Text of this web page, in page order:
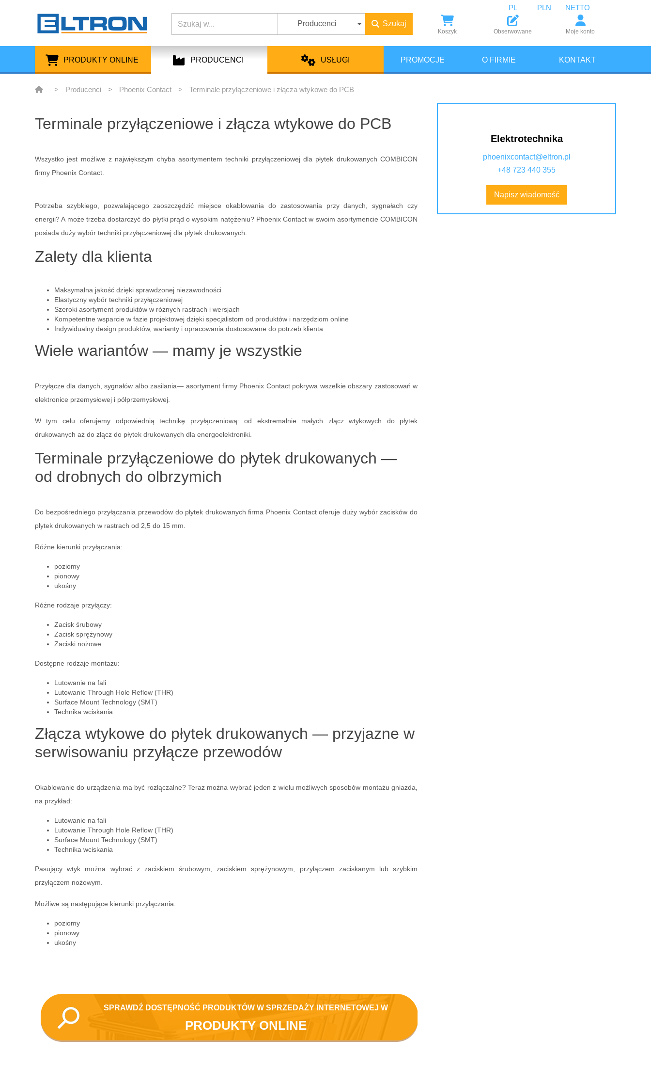
Producenci Szukaj
Koszyk Obserwowane Moje konto
PL PLN NETTO
PRODUKTY ONLINE PRODUCENCI USŁUGI PROMOCJE O FIRMIE KONTAKT
> Producenci > Phoenix Contact > Terminale przyłączeniowe i złącza wtykowe do PCB
Terminale przyłączeniowe i złącza wtykowe do PCB
Wszystko jest możliwe z największym chyba asortymentem techniki przyłączeniowej dla płytek drukowanych COMBICON
firmy Phoenix Contact.
Potrzeba szybkiego, pozwalającego zaoszczędzić miejsce okablowania do zastosowania przy danych, sygnałach czy
energii? A może trzeba dostarczyć do płytki prąd o wysokim natężeniu? Phoenix Contact w swoim asortymencie COMBICON
posiada duży wybór techniki przyłączeniowej dla płytek drukowanych.
Zalety dla klienta
Maksymalna jakość dzięki sprawdzonej niezawodności
Elastyczny wybór techniki przyłączeniowej
Szeroki asortyment produktów w różnych rastrach i wersjach
Kompetentne wsparcie w fazie projektowej dzięki specjalistom od produktów i narzędziom online
Indywidualny design produktów, warianty i opracowania dostosowane do potrzeb klienta
Wiele wariantów — mamy je wszystkie
Przyłącze dla danych, sygnałów albo zasilania— asortyment firmy Phoenix Contact pokrywa wszelkie obszary zastosowań w
elektronice przemysłowej i półprzemysłowej.
W tym celu oferujemy odpowiednią technikę przyłączeniową: od ekstremalnie małych złącz wtykowych do płytek
drukowanych aż do złącz do płytek drukowanych dla energoelektroniki.
Terminale przyłączeniowe do płytek drukowanych —
od drobnych do olbrzymich
Do bezpośredniego przyłączania przewodów do płytek drukowanych firma Phoenix Contact oferuje duży wybór zacisków do
płytek drukowanych w rastrach od 2,5 do 15 mm.
Różne kierunki przyłączania:
poziomy
pionowy
ukośny
Różne rodzaje przyłączy:
Zacisk śrubowy
Zacisk sprężynowy
Zaciski nożowe
Dostępne rodzaje montażu:
Lutowanie na fali
Lutowanie Through Hole Reflow (THR)
Surface Mount Technology (SMT)
Technika wciskania
Złącza wtykowe do płytek drukowanych — przyjazne w
serwisowaniu przyłącze przewodów
Okablowanie do urządzenia ma być rozłączalne? Teraz można wybrać jeden z wielu możliwych sposobów montażu gniazda,
na przykład:
Lutowanie na fali
Lutowanie Through Hole Reflow (THR)
Surface Mount Technology (SMT)
Technika wciskania
Pasujący wtyk można wybrać z zaciskiem śrubowym, zaciskiem sprężynowym, przyłączem zaciskanym lub szybkim
przyłączem nożowym.
Możliwe są następujące kierunki przyłączania:
poziomy
pionowy
ukośny
SPRAWDŹ DOSTĘPNOŚĆ PRODUKTÓW W SPRZEDAŻY INTERNETOWEJ W
PRODUKTY ONLINE
Elektrotechnika
phoenixcontact@eltron.pl
+48 723 440 355
Napisz wiadomość